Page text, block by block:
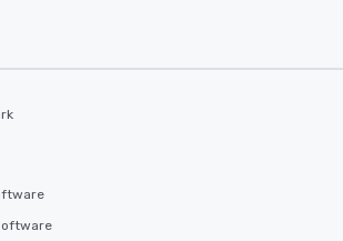
all are sure to
long after they